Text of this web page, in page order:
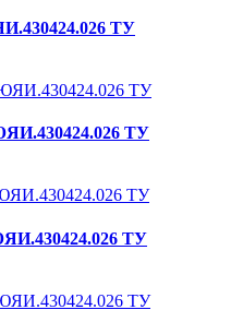
ТУ
ТУ
ТУ